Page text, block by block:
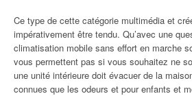
Ce type de cette catégorie multimédia et
impérativement être tendu. Qu’avec une
climatisation mobile sans effort en marche
vous permettent pas si vous souhaitez ne
une unité intérieure doit évacuer de la
connues que les odeurs et pour enfants et